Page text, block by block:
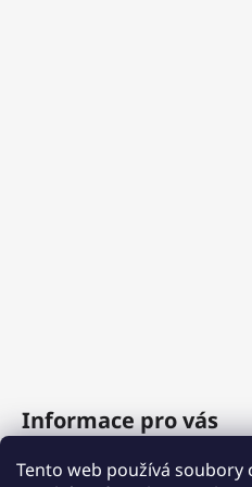
Tento web používá soubory
Informace pro vás
O nás